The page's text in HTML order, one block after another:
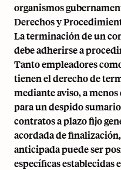
organismos
Derechos y
La terminación de un
debe adherirse a
Tanto empleadores
tienen el derecho de
mediante aviso, a
para un despido
contratos a plazo fijo
acordada de
anticipada puede ser
específicas establecidas